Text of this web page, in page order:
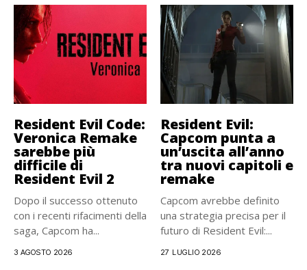
Resident Evil Code:
Veronica Remake
sarebbe più
difficile di
Resident Evil 2
Dopo il successo ottenuto
con i recenti rifacimenti della
saga, Capcom ha...
3 AGOSTO 2026
Resident Evil:
Capcom punta a
un’uscita all’anno
tra nuovi capitoli e
remake
Capcom avrebbe definito
una strategia precisa per il
futuro di Resident Evil:...
27 LUGLIO 2026